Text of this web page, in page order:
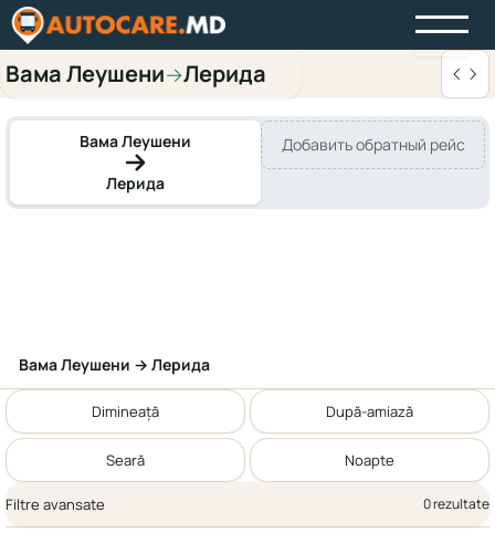
Вама Леушени→Лерида
Вама Леушени
Лерида
Добавить обратный рейс
Вама Леушени → Лерида
Dimineață După-amiază
Seară Noapte
Filtre avansate 0 rezultate